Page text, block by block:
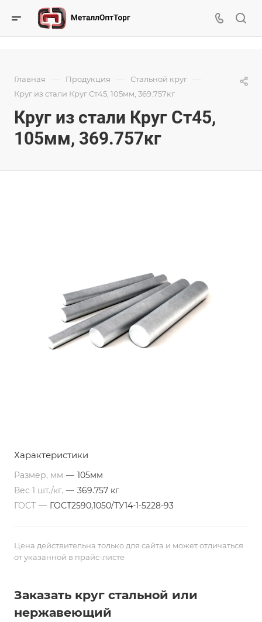
Главная — Продукция — Стальной круг —
Круг из стали Круг Ст45, 105мм, 369.757кг
Круг из стали Круг Ст45,
105мм, 369.757кг
Характеристики
Размер, мм — 105мм
Вес 1 шт./кг. — 369.757 кг
ГОСТ — ГОСТ2590,1050/ТУ14-1-5228-93
Цена действительна только для сайта и может отличаться
от указанной в прайс-листе
Заказать круг стальной или
нержавеющий